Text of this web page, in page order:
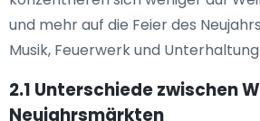
und mehr auf die Feier des
Musik, Feuerwerk und Unterhaltung.
2.1 Unterschiede zwischen
Neujahrsmärkten